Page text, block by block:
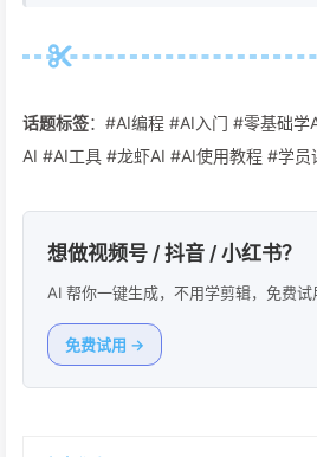
话题标签：#AI编程 #AI入门 #零基础
AI #AI工具 #龙虾AI #AI使用教程 #学
想做视频号 / 抖音 / 小红书？
AI 帮你一键生成，不用学剪辑，免费试
免费试用 →